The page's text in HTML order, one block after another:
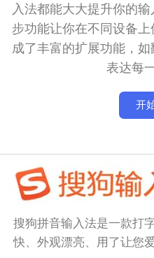
入法都能大大提升你的
步功能让你在不同设备
成了丰富的扩展功能，
表达每
开
搜狗拼音输入法是一款打
快、外观漂亮、用了让您